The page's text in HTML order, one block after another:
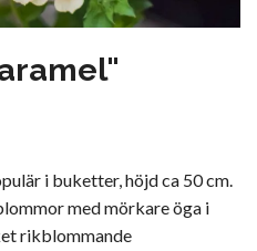
i buketter, höjd ca 50 cm.
med mörkare öga i
rikblommande